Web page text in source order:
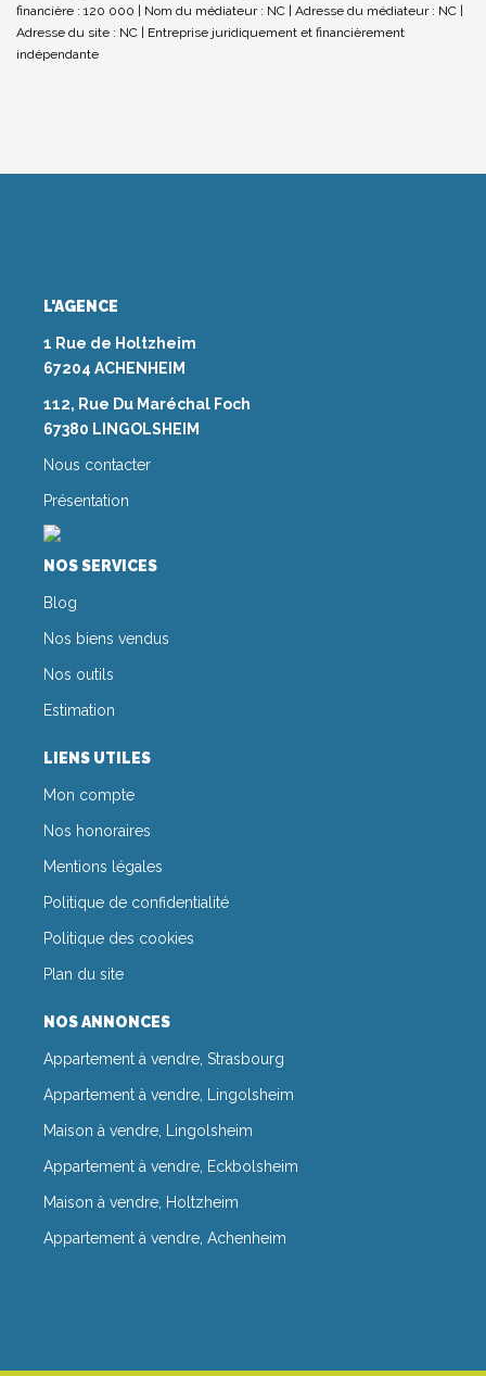
financière : 120 000 | Nom du médiateur : NC | Adresse du médiateur : NC |
Adresse du site : NC | Entreprise juridiquement et financièrement
indépendante
L'AGENCE
1 Rue de Holtzheim
67204 ACHENHEIM
112, Rue Du Maréchal Foch
67380 LINGOLSHEIM
Nous contacter
Présentation
NOS SERVICES
Blog
Nos biens vendus
Nos outils
Estimation
LIENS UTILES
Mon compte
Nos honoraires
Mentions légales
Politique de confidentialité
Politique des cookies
Plan du site
NOS ANNONCES
Appartement à vendre, Strasbourg
Appartement à vendre, Lingolsheim
Maison à vendre, Lingolsheim
Appartement à vendre, Eckbolsheim
Maison à vendre, Holtzheim
Appartement à vendre, Achenheim